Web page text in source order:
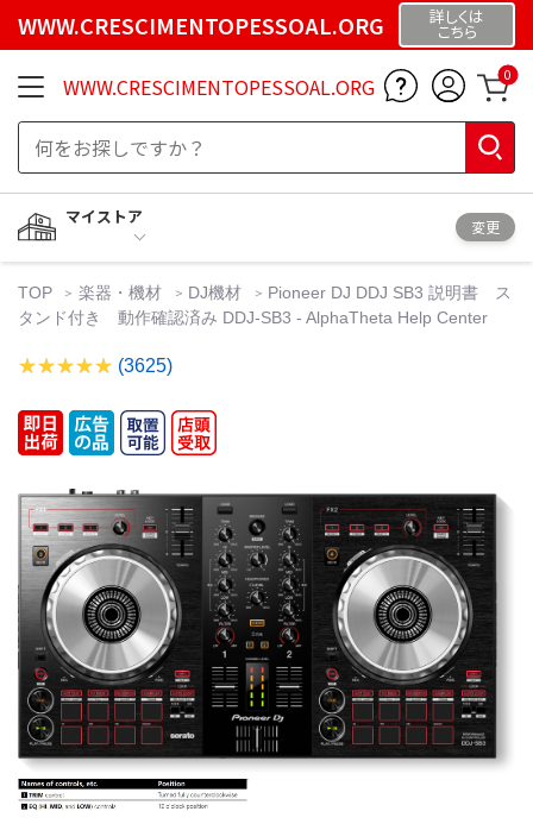
WWW.CRESCIMENTOPESSOAL.ORG 詳しくは
こちら
WWW.CRESCIMENTOPESSOAL.ORG 0
マイストア
変更
TOP 楽器・機材 DJ機材
Pioneer DJ DDJ SB3 説明書 ス
タンド付き 動作確認済み DDJ-SB3 - AlphaTheta Help Center
(3625)